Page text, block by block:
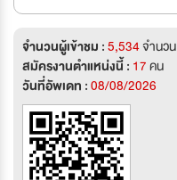
จำนวนผู้เข้าชม :5,534จำนวน
สมัครงานตำแหน่งนี้ : 17คน
วันที่อัพเดท :08/08/2026